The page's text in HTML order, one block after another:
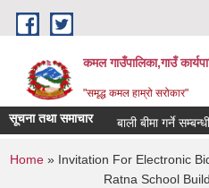
Skip to main content
कमल गाउँपालिका,गाउँ
"समृद्ध कमल हाम्रो सरोकार"
सूचना तथा समाचार बाली बीमा गर्ने
You are here
Home» Invitation For Electronic
Ratna School